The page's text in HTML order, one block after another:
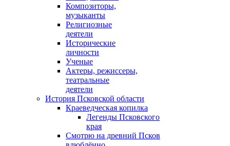
Композиторы,
музыканты
Религиозные
деятели
Исторические
личности
Ученые
Актеры, режиссеры,
театральные
деятели
История Псковской области
Краеведческая копилка
Легенды Псковского
края
Смотрю на древний Псков